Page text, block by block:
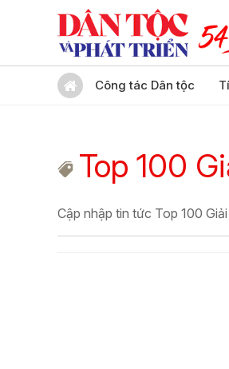
Công tác Dân tộc
Top 100
Cập nhập tin tức Top 100